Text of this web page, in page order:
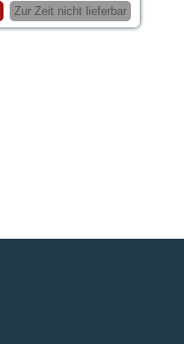
Zur Zeit nicht lieferbar